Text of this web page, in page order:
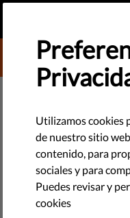
DONATE
DEMOCRACIA Y JUSTICIA
Qué es el
importancia,
El derecho a la
Utilizamos cookies
de nuestro sitio
contenido, para
sociales y para
Puedes revisar y
cookies